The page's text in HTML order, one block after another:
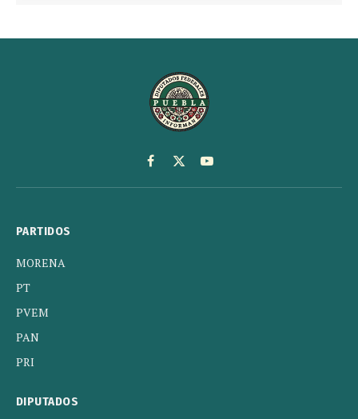
Facebook
X
(Twitter)
YouTube
PARTIDOS
MORENA
PT
PVEM
PAN
PRI
DIPUTADOS